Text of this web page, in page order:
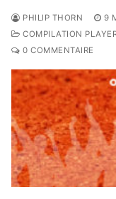
PHILIP THORN
9
COMPILATION
0 COMMENTAIRE